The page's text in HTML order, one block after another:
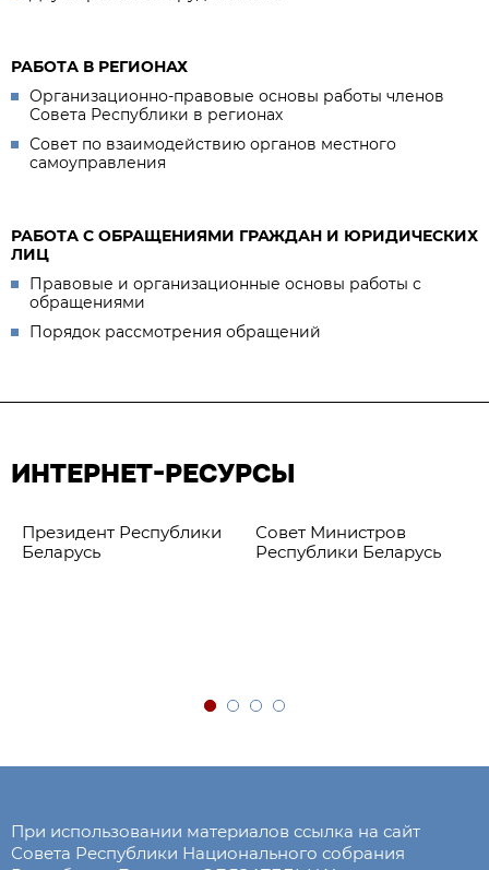
РАБОТА В РЕГИОНАХ
Организационно-правовые основы работы членов
Совета Республики в регионах
Совет по взаимодействию органов местного
самоуправления
РАБОТА С ОБРАЩЕНИЯМИ ГРАЖДАН И ЮРИДИЧЕСКИХ
ЛИЦ
Правовые и организационные основы работы с
обращениями
Порядок рассмотрения обращений
ИНТЕРНЕТ-РЕСУРСЫ
Президент Республики
Беларусь
Совет Министров
Республики Беларусь
При использовании материалов ссылка на сайт
Совета Республики Национального собрания